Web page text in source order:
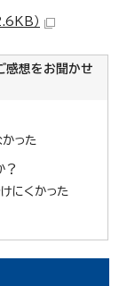
）
感想をお聞かせ
った
？
にくかった